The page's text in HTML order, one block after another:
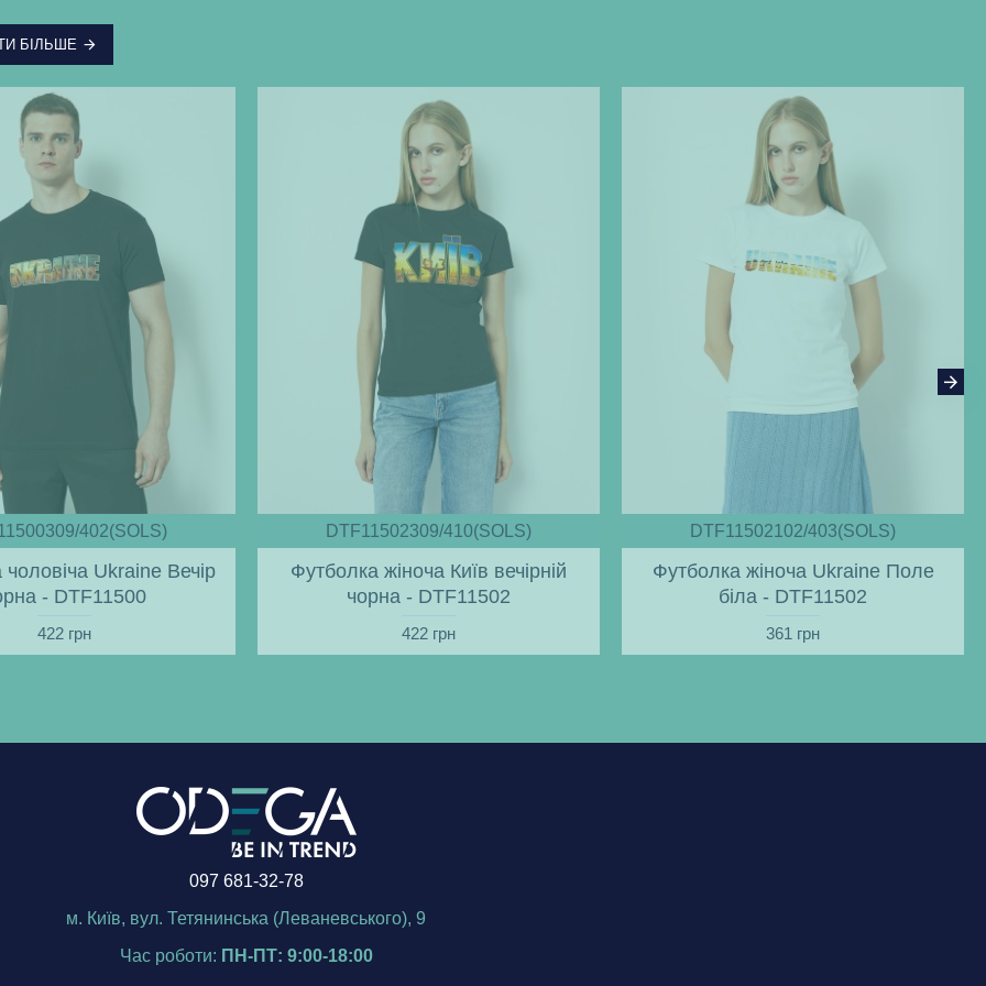
БІЛЬШЕ
402(SOLS)
Ukraine Вечір
- DTF11500
422 грн
DTF11502309/410(SOLS)
Футболка жіноча Київ вечірній
чорна - DTF11502
422 грн
DTF11502102/403(SOLS)
Футболка жіноча Ukraine Поле
біла - DTF11502
361 грн
097 681-32-78
м. Київ, вул. Тетянинська (Леваневського), 9
Час роботи: ПН-ПТ: 9:00-18:00